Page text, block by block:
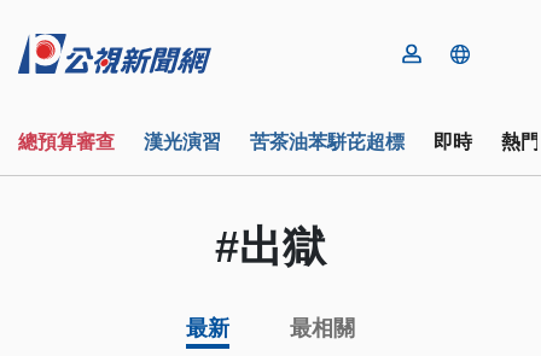
總預算審查 漢光演習 苦茶油苯駢芘超標 即時 熱
#出獄
最新 最相關